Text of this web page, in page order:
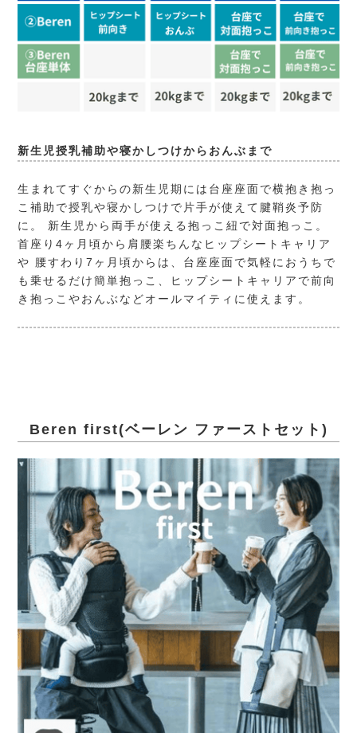
新生児授乳補助や寝かしつけからおんぶまで
生まれてすぐからの新生児期には台座座面で横抱き抱っ
こ補助で授乳や寝かしつけで片手が使えて腱鞘炎予防
に。 新生児から両手が使える抱っこ紐で対面抱っこ。
首座り4ヶ月頃から肩腰楽ちんなヒップシートキャリア
や 腰すわり7ヶ月頃からは、台座座面で気軽におうちで
も乗せるだけ簡単抱っこ、ヒップシートキャリアで前向
き抱っこやおんぶなどオールマイティに使えます。
Beren first(ベーレン ファーストセット)